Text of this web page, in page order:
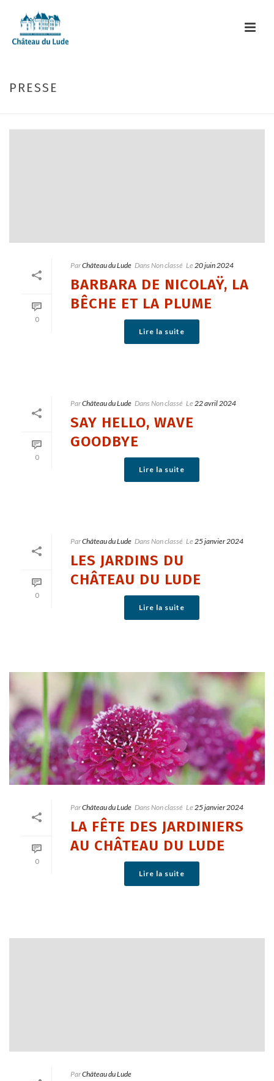
PRESSE
0
ParChâteau du Lude Dans Non classé Le 20 juin 2024
BARBARA DE NICOLAŸ, LA
BÊCHE ET LA PLUME
Lire la suite
0
ParChâteau du Lude Dans Non classé Le 22 avril 2024
SAY HELLO, WAVE
GOODBYE
Lire la suite
0
ParChâteau du Lude Dans Non classé Le 25 janvier 2024
LES JARDINS DU
CHÂTEAU DU LUDE
Lire la suite
0
ParChâteau du Lude DansNon classé Le 25 janvier 2024
LA FÊTE DES JARDINIERS
AU CHÂTEAU DU LUDE
Lire la suite
ParChâteau du Lude